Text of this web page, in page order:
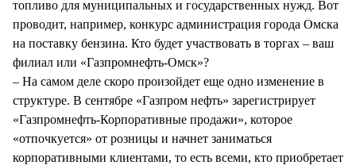
топливо для муниципальных и государственных нужд. Вот
проводит, например, конкурс администрация города Омска
на поставку бензина. Кто будет участвовать в торгах – ваш
филиал или «Газпромнефть-Омск»?
– На самом деле скоро произойдет еще одно изменение в
структуре. В сентябре «Газпром нефть» зарегистрирует
«Газпромнефть-Корпоративные продажи», которое
«отпочкуется» от розницы и начнет заниматься
корпоративными клиентами, то есть всеми, кто приобретает